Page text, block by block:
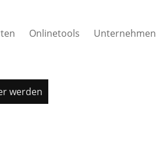
Onlinetools Unternehmen
werden